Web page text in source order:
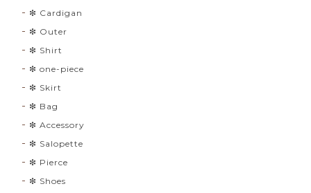
❇︎ Cardigan
❇︎ Outer
❇︎ Shirt
❇︎ one-piece
❇︎ Skirt
❇︎ Bag
❇︎ Accessory
❇︎ Salopette
❇︎ Pierce
❇︎ Shoes